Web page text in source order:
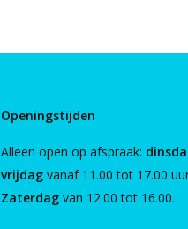
Openingstijden
Alleen open op afspraak:
vrijdagvanaf 11.00 tot 17.00
Zaterdagvan 12.00 tot 16.00.